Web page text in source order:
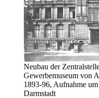
Neubau der
Gewerbemuseum von
1893-96, Aufnahme
Darmstadt